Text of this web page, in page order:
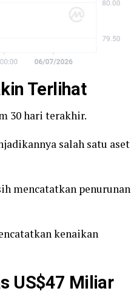
Terlihat
30 hari terakhir.
salah satu aset
mencatatkan penurunan
kenaikan
US$47 Miliar